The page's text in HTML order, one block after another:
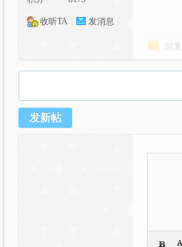
的 收听TA 发消息
回复
发新帖